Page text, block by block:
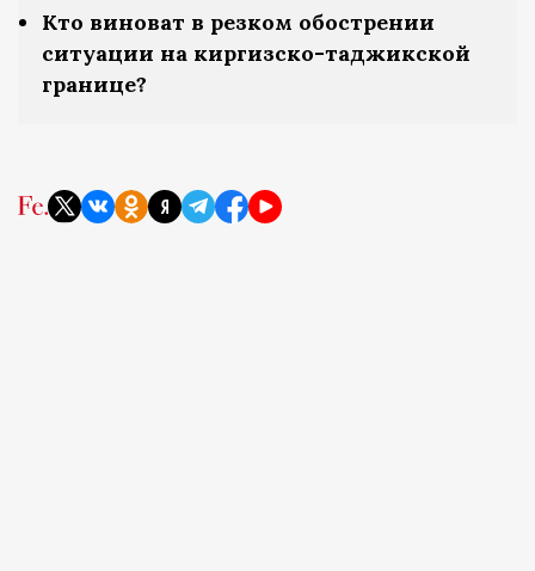
Кто виноват в резком обострении
ситуации на киргизско-таджикской
границе?